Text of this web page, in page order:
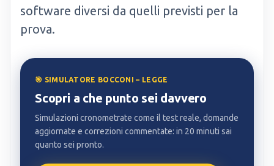
software diversi da quelli previsti per la
prova.
🎯 SIMULATORE BOCCONI – LEGGE
Scopri a che punto sei davvero
Simulazioni cronometrate come il test reale, domande
aggiornate e correzioni commentate: in 20 minuti sai
quanto sei pronto.